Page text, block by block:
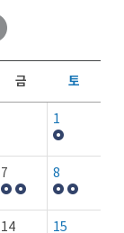
금 토
1
7 8
14 15